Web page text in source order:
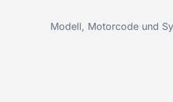
Modell, Motorcode und